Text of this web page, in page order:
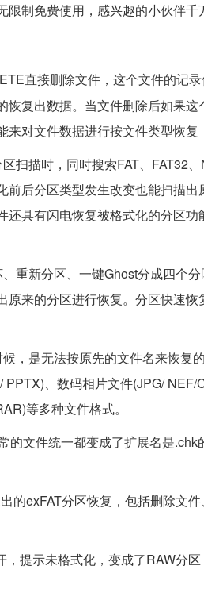
制免费使用，感兴趣的小伙伴千
直接删除文件，这个文件的记
复出数据。当文件删除后如果
对文件数据进行按文件类型恢复
描时，同时搜索FAT、FAT32
后分区类型发生改变也能扫描
具有闪电恢复被格式化的分区
新分区、一键Ghost分成四个
来的分区进行恢复。分区快速恢
是无法按原先的文件名来恢复
、数码相片文件(JPG/
等多种文件格式。
文件统一都变成了扩展名是.chk
exFAT分区恢复，包括删除文
示未格式化，变成了RAW分